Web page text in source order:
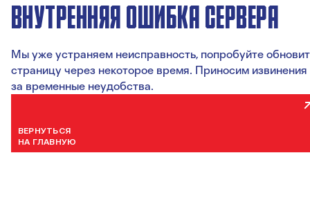
ВНУТРЕННЯЯ ОШИБКА СЕРВЕРА
Мы уже устраняем неисправность, попробуйте
страницу через некоторое время. Приносим извинения
за временные неудобства.
ВЕРНУТЬСЯ
НА ГЛАВНУЮ